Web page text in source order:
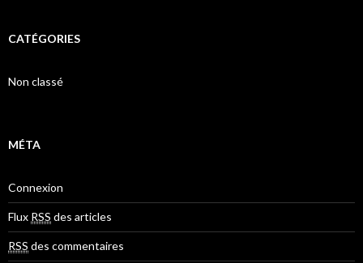
CATÉGORIES
Non classé
MÉTA
Connexion
Flux RSS des articles
RSS des commentaires